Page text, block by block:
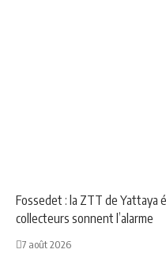
Fossedet : la ZTT de Yattaya
collecteurs sonnent l’alarme
7 août 2026